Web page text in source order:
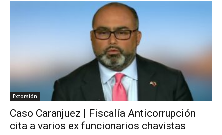
Extorsión
Caso Caranjuez | Fiscalía Anticorrupción
cita a varios ex funcionarios chavistas